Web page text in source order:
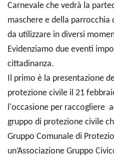
Carnevale che vedrà la
maschere e della
da utilizzare in diversi
Evidenziamo due eventi
cittadinanza.
Il primo è la presentazione
protezione civile il 21
l'occasione per raccogliere
gruppo di protezione civile
Gruppo Comunale di
un’Associazione Gruppo